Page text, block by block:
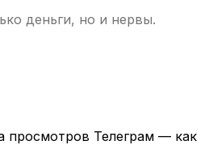
деньги, но и нервы.
просмотров Телеграм — как